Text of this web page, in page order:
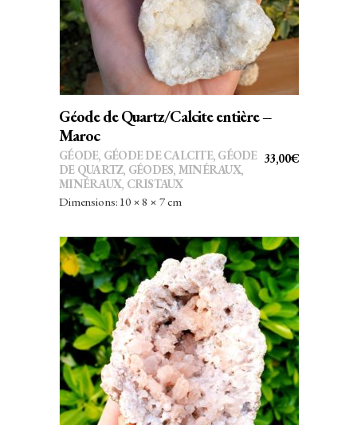
Géode de Quartz/Calcite entière –
Maroc
33,00€
GÉODE, GÉODE DE CALCITE, GÉODE
DE QUARTZ, GÉODES, MINÉRAUX,
MINÉRAUX, CRISTAUX
Dimensions: 10 × 8 × 7 cm
AJOUTER AU PANIER